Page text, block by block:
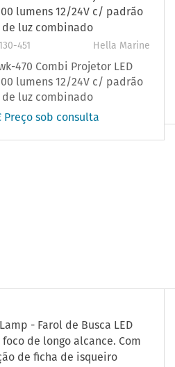
451 Hella Marine
470 Combi Projetor LED
lumens 12/24V c/ padrão
de luz combinado
Preço sob consulta